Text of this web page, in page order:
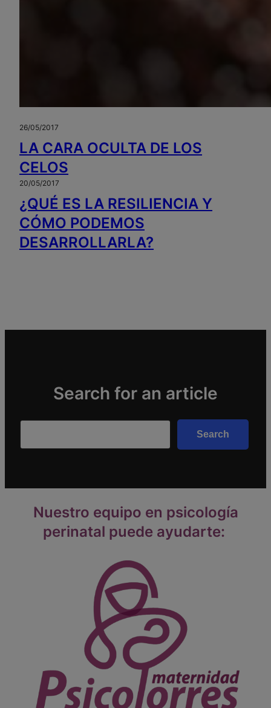
26/05/2017
LA CARA OCULTA DE LOS
CELOS
20/05/2017
¿QUÉ ES LA RESILIENCIA Y
CÓMO PODEMOS
DESARROLLARLA?
Search for an article
Search
Nuestro equipo en psicología
perinatal puede ayudarte: